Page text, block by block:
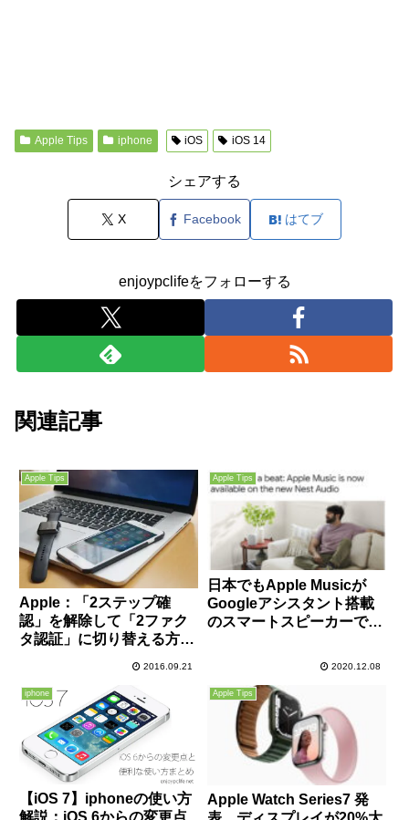
Apple Tips iphone iOS iOS 14
シェアする
X Facebook はてブ
enjoypclifeをフォローする
関連記事
Apple Tips
Apple：「2ステップ確
認」を解除して「2ファク
タ認証」に切り替える方法
2016.09.21
Apple Tips
日本でもApple Musicが
Googleアシスタント搭載
のスマートスピーカーで利
2020.12.08
iphone
【iOS 7】iphoneの使い方
Apple Tips
Apple Watch Series7 発